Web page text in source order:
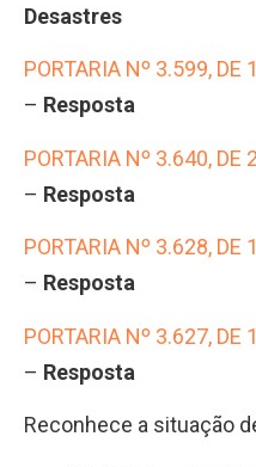
Desastres
PORTARIA Nº 3.599, DE
– Resposta
PORTARIA Nº 3.640, DE
– Resposta
PORTARIA Nº 3.628, DE
– Resposta
PORTARIA Nº 3.627, DE
– Resposta
Reconhece a situação